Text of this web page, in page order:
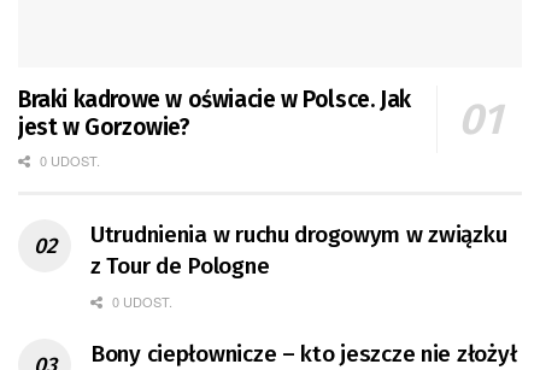
Braki kadrowe w oświacie w Polsce. Jak
jest w Gorzowie?
0 UDOST.
Utrudnienia w ruchu drogowym w związku
z Tour de Pologne
0 UDOST.
Bony ciepłownicze – kto jeszcze nie złożył